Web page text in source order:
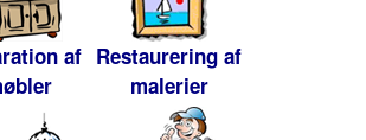
af Restaurering af
malerier